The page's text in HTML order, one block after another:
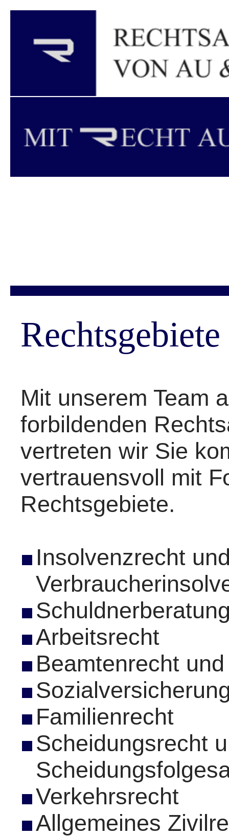
Rechtsgebiete
Mit unserem Team
forbildenden
vertreten wir Sie
vertrauensvoll mit
Rechtsgebiete.
Insolvenzrecht
Arbeitsrecht
Beamtenrecht
Familienrecht
Scheidungsrecht
Verkehrsrecht
Allgemeines